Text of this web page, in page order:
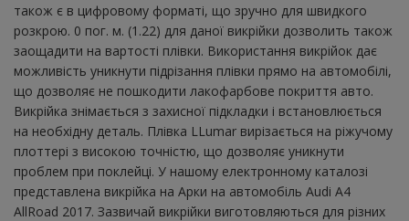
також є в цифровому форматі, що зручно для швидкого
розкрою. 0 пог. м. (1.22) для даної викрійки дозволить також
заощадити на вартості плівки. Використання викрійок дає
можливість уникнути підрізання плівки прямо на автомобілі,
що дозволяє не пошкодити лакофарбове покриття авто.
Викрійка знімається з захисної підкладки і встановлюється
на необхідну деталь. Плівка LLumar вирізається на ріжучому
плоттері з високою точністю, що дозволяє уникнути
проблем при поклейці. У нашому електронному каталозі
представлена ​​викрійка на Арки на автомобіль Audi A4
AllRoad 2017. Зазвичай викрійки виготовляються для різних